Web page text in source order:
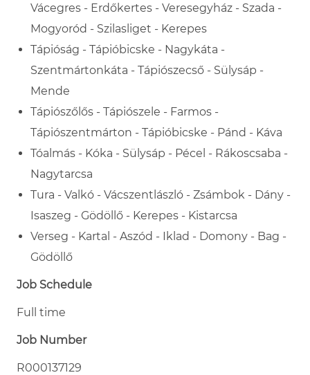
Vácegres - Erdőkertes - Veresegyház - Szada -
Mogyoród - Szilasliget - Kerepes
Tápióság - Tápióbicske - Nagykáta -
Szentmártonkáta - Tápiószecső - Sülysáp -
Mende
Tápiószőlős - Tápiószele - Farmos -
Tápiószentmárton - Tápióbicske - Pánd - Káva
Tóalmás - Kóka - Sülysáp - Pécel - Rákoscsaba -
Nagytarcsa
Tura - Valkó - Vácszentlászló - Zsámbok - Dány -
Isaszeg - Gödöllő - Kerepes - Kistarcsa
Verseg - Kartal - Aszód - Iklad - Domony - Bag -
Gödöllő
Job Schedule
Full time
Job Number
R000137129